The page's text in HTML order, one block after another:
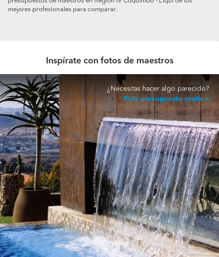
mejores profesionales para comparar.
Inspírate con fotos de maestros
¿Necesitas hacer algo parecido?
Pide presupuesto gratis